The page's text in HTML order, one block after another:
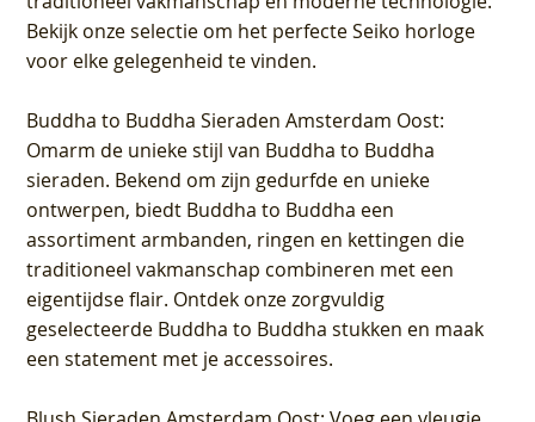
Bekijk onze selectie om het perfecte Seiko horloge
voor elke gelegenheid te vinden.
Buddha to Buddha Sieraden Amsterdam Oost:
Omarm de unieke stijl van Buddha to Buddha
sieraden. Bekend om zijn gedurfde en unieke
ontwerpen, biedt Buddha to Buddha een
assortiment armbanden, ringen en kettingen die
traditioneel vakmanschap combineren met een
eigentijdse flair. Ontdek onze zorgvuldig
geselecteerde Buddha to Buddha stukken en maak
een statement met je accessoires.